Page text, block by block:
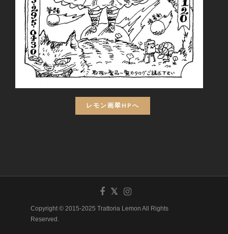
レモン画翠HPへ
Copyright © 2015-2025 Trattoria Lemon All Rights
Reserved.